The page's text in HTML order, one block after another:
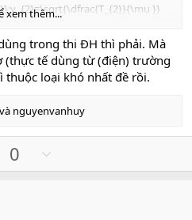
}}
xem thêm...
trong thi ĐH thì phải. Mà
(thực tế dùng từ (điện) trường
thuộc loại khó nhất đề rồi.
và nguyenvanhuy
0
o